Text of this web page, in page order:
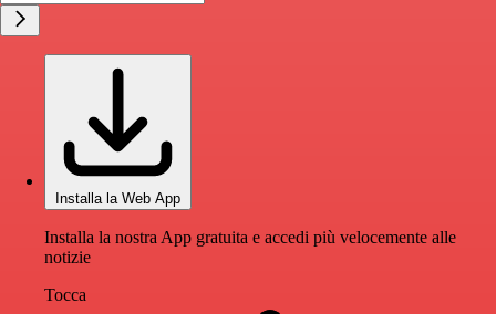
Installa la Web App
Installa la nostra App gratuita e accedi più velocemente alle
notizie
Tocca